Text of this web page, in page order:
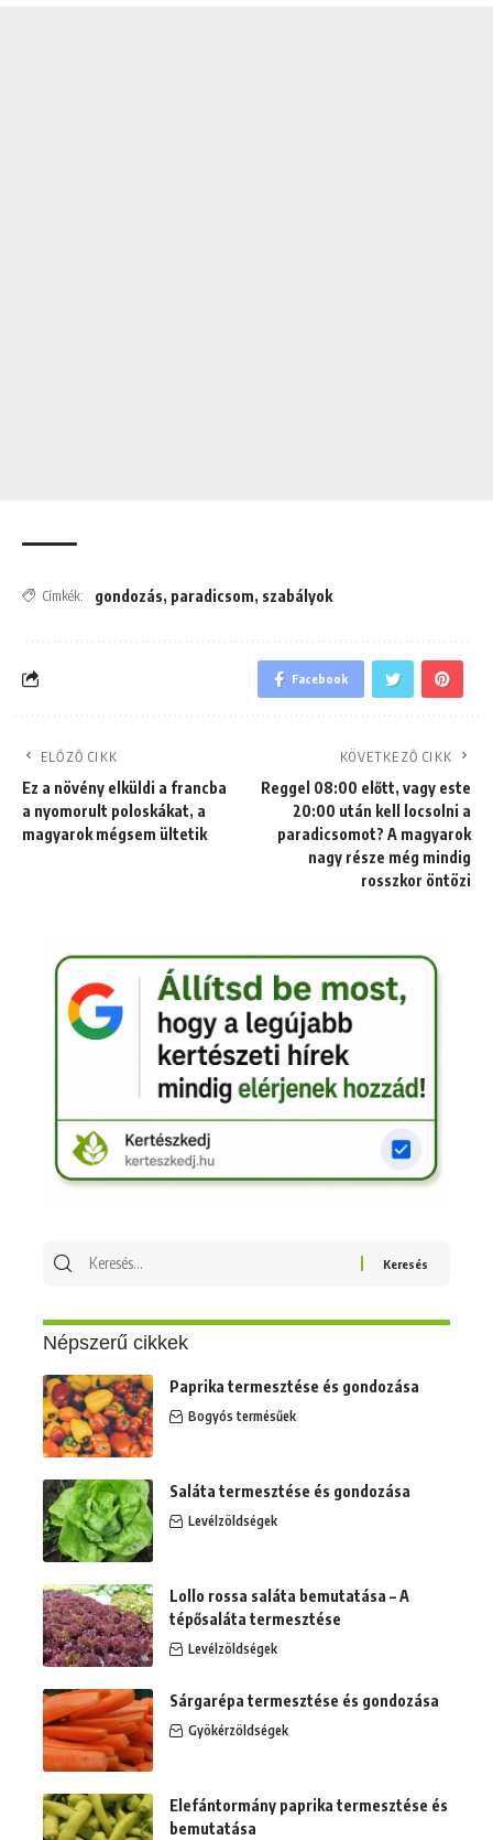
Címkék: gondozás, paradicsom, szabályok
Facebook
ELŐZŐ CIKK
Ez a növény elküldi a francba
a nyomorult poloskákat, a
magyarok mégsem ültetik
KÖVETKEZŐ CIKK
Reggel 08:00 előtt, vagy este
20:00 után kell locsolni a
paradicsomot? A magyarok
nagy része még mindig
rosszkor öntözi
Keresés
Népszerű cikkek
Paprika termesztése és gondozása
Bogyós termésűek
Saláta termesztése és gondozása
Levélzöldségek
Lollo rossa saláta bemutatása – A
tépősaláta termesztése
Levélzöldségek
Sárgarépa termesztése és gondozása
Gyökérzöldségek
Elefántormány paprika termesztése és
bemutatása